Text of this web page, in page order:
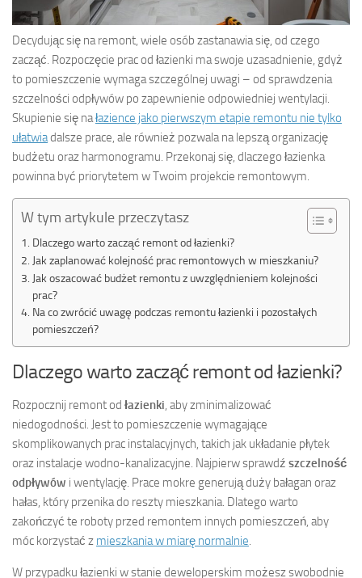
Decydując się na remont, wiele osób zastanawia się, od czego
zacząć. Rozpoczęcie prac od łazienki ma swoje uzasadnienie, gdyż
to pomieszczenie wymaga szczególnej uwagi – od sprawdzenia
szczelności odpływów po zapewnienie odpowiedniej wentylacji.
Skupienie się nałazience jako pierwszym etapie remontu nie tylko
ułatwiadalsze prace, ale również pozwala na lepszą organizację
budżetu oraz harmonogramu. Przekonaj się, dlaczego łazienka
powinna być priorytetem w Twoim projekcie remontowym.
W tym artykule przeczytasz
Dlaczego warto zacząć remont od łazienki?
Jak zaplanować kolejność prac remontowych w mieszkaniu?
Jak oszacować budżet remontu z uwzględnieniem kolejności
prac?
Na co zwrócić uwagę podczas remontu łazienki i pozostałych
pomieszczeń?
Dlaczego warto zacząć remont od łazienki?
Rozpocznij remont od łazienki , aby zminimalizować
niedogodności. Jest to pomieszczenie wymagające
skomplikowanych prac instalacyjnych, takich jak układanie płytek
oraz instalacje wodno-kanalizacyjne. Najpierw sprawdź szczelność
odpływów i wentylację. Prace mokre generują duży bałagan oraz
hałas, który przenika do reszty mieszkania. Dlatego warto
zakończyć te roboty przed remontem innych pomieszczeń, aby
móc korzystać z mieszkania w miarę normalnie
W przypadku łazienki w stanie deweloperskim możesz swobodnie